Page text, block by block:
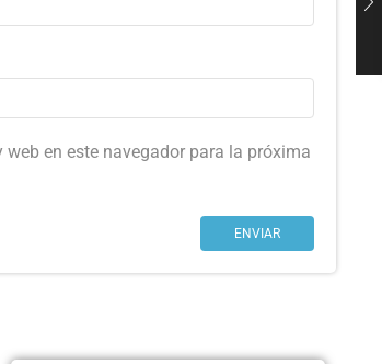
en este navegador para la próxima